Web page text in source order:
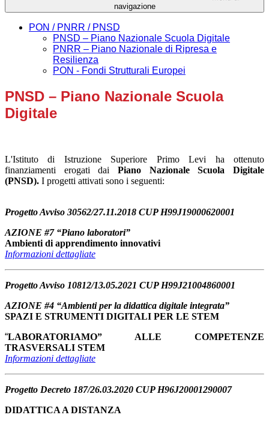
navigazione
PON / PNRR / PNSD
PNSD – Piano Nazionale Scuola Digitale
PNRR – Piano Nazionale di Ripresa e
Resilienza
PON - Fondi Strutturali Europei
PNSD – Piano Nazionale Scuola
Digitale
L'Istituto di Istruzione Superiore Primo Levi ha ottenuto
finanziamenti erogati dai Piano Nazionale Scuola Digitale
(PNSD). I progetti attivati sono i seguenti:
Progetto Avviso 30562/27.11.2018 CUP H99J19000620001
AZIONE #7 “Piano laboratori”
Ambienti di apprendimento innovativi
Informazioni dettagliate
Progetto Avviso 10812/13.05.2021 CUP H99J21004860001
AZIONE #4 “Ambienti per la didattica digitale integrata”
SPAZI E STRUMENTI DIGITALI PER LE STEM
“LABORATORIAMO” ALLE COMPETENZE
TRASVERSALI STEM
Informazioni dettagliate
Progetto Decreto 187/26.03.2020 CUP H96J20001290007
DIDATTICA A DISTANZA